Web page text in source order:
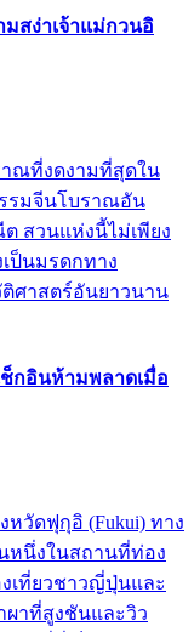
มสง่าเจ้าแม่กวนอิ
ณที่งดงามที่สุดใน
รรมจีนโบราณอัน
สวนแห่งนี้ไม่เพียง
ป็นมรดกทาง
ศาสตร์อันยาวนาน
ช็กอินห้ามพลาดเมื่อ
หวัดฟุกุอิ (Fukui) ทาง
หนึ่งในสถานที่ท่อง
เที่ยวชาวญี่ปุ่นและ
ผาที่สูงชันและวิว